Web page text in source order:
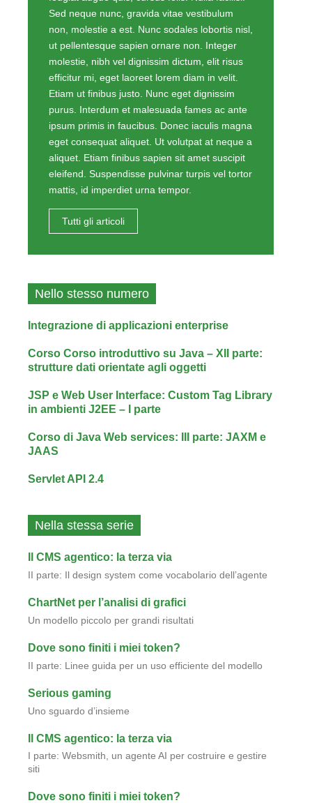
Sed neque nunc, gravida vitae vestibulum
non, molestie a est. Nunc sodales lobortis nisl,
ut pellentesque sapien ornare non. Integer
molestie, nibh vel dignissim dictum, elit risus
efficitur mi, eget laoreet lorem diam in velit.
Etiam ut finibus justo. Nunc eget dignissim
purus. Interdum et malesuada fames ac ante
ipsum primis in faucibus. Donec iaculis magna
eget consequat aliquet. Ut volutpat at neque a
aliquet. Etiam finibus sapien sit amet suscipit
eleifend. Suspendisse pulvinar turpis vel tortor
mattis, id imperdiet urna tempor.
Tutti gli articoli
Nello stesso numero
Integrazione di applicazioni enterprise
Corso Corso introduttivo su Java – XII parte:
strutture dati orientate agli oggetti
JSP e Web User Interface: Custom Tag Library
in ambienti J2EE – I parte
Corso di Java Web services: III parte: JAXM e
JAAS
Servlet API 2.4
Nella stessa serie
Il CMS agentico: la terza via
II parte: Il design system come vocabolario dell’agente
ChartNet per l’analisi di grafici
Un modello piccolo per grandi risultati
Dove sono finiti i miei token?
II parte: Linee guida per un uso efficiente del modello
Serious gaming
Uno sguardo d’insieme
Il CMS agentico: la terza via
I parte: Websmith, un agente AI per costruire e gestire
siti
Dove sono finiti i miei token?